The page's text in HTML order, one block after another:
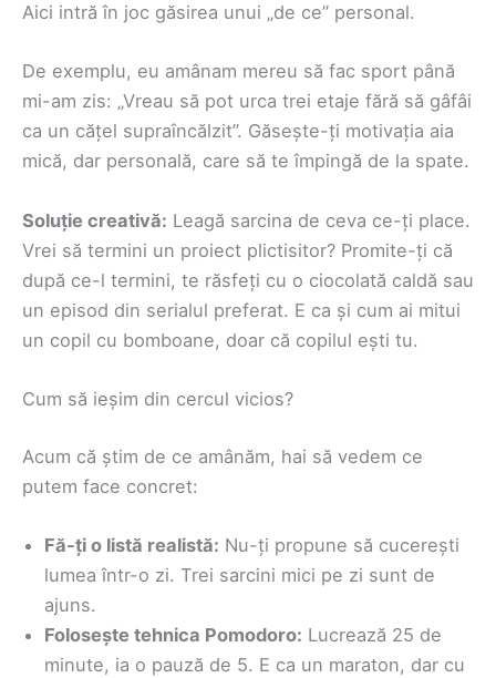
Aici intră în joc găsirea unui „de ce” personal.
De exemplu, eu amânam mereu să fac sport până
mi-am zis: „Vreau să pot urca trei etaje fără să gâfâi
ca un cățel supraîncălzit”. Găsește-ți motivația aia
mică, dar personală, care să te împingă de la spate.
Soluție creativă: Leagă sarcina de ceva ce-ți place.
Vrei să termini un proiect plictisitor? Promite-ți că
după ce-l termini, te răsfeți cu o ciocolată caldă sau
un episod din serialul preferat. E ca și cum ai mitui
un copil cu bomboane, doar că copilul ești tu.
Cum să ieșim din cercul vicios?
Acum că știm de ce amânăm, hai să vedem ce
putem face concret:
Fă-ți o listă realistă: Nu-ți propune să cucerești
lumea într-o zi. Trei sarcini mici pe zi sunt de
ajuns.
Folosește tehnica Pomodoro: Lucrează 25 de
minute, ia o pauză de 5. E ca un maraton, dar cu